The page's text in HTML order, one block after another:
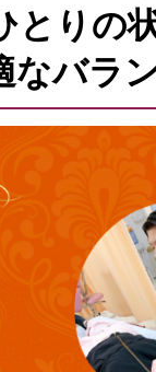
とりの
なバラ